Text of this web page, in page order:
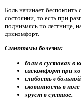
Боль начинает беспокоить
состоянии, то есть при
поднимаясь по лестнице,
дискомфорт.
Симптомы болезни:
боли в суставах в
дискомфорт при
слабость в
скованность в
хруст в суставе.